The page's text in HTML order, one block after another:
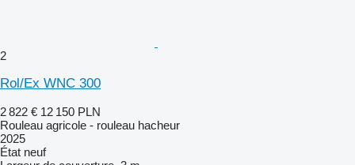
2
Rol/Ex WNC 300
2 822 € 12 150 PLN
Rouleau agricole - rouleau hacheur
2025
État neuf